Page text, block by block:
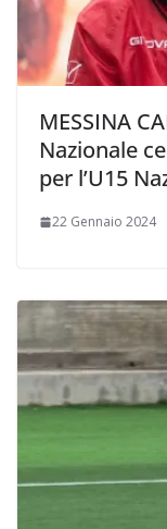
MESSINA
Nazionale
per l’U15
22 Gennaio 2024